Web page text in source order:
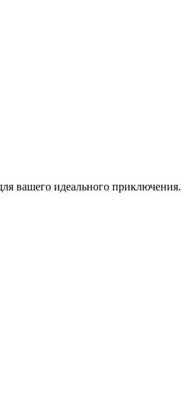
вашего идеального приключения.